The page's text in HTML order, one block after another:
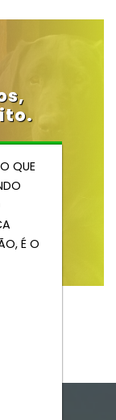
QUE
É O